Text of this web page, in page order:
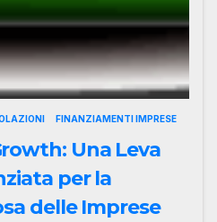
FINANZIAMENTI IMPRESE
Una Leva
per la
delle Imprese